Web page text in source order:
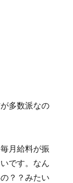
多数派なの
月給料が振
です。なん
？？みたい